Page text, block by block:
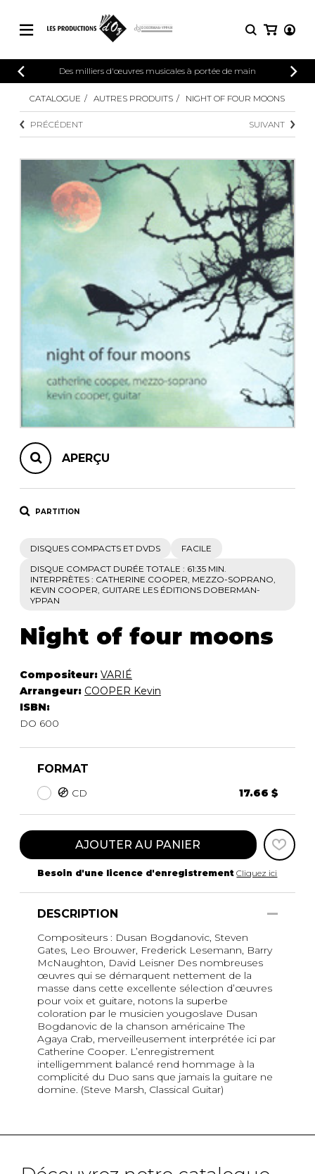
CATALOGUE
Explorez notre catalogue de partitions
riche en œuvres originales et en
arrangements de qualité.
PARTITIONS POUR GUITARE
PARTITIONS POUR AUTRES
PARTITIONS POUR ENSEMBLES
AUTRES PRODUITS
CONNEXION
INSCRIPTION
Des milliers d'œuvres musicales à portée de main
riche en œuvres originales et en
arrangements de qualité.
PARTITIONS
Méthodes
2 guitares
3 guitares
4 guitares
5 guitares et plus
Ensemble de
Orchestre de guitares
Concerto pour
Guitare et un autre
Musique de chambre
CATALOGUE AUTRES PRODUITS NIGHT OF FOUR MOONS
PRÉCÉDENT SUIVANT
APERÇU
PARTITION
DISQUES COMPACTS ET DVDS
FACILE
DISQUE COMPACT DURÉE TOTALE : 61:35 MIN.
INTERPRÈTES : CATHERINE COOPER, MEZZO-SOPRANO,
KEVIN COOPER, GUITARE LES ÉDITIONS DOBERMAN-
YPPAN
Night of four moons
Compositeur: VARIÉ
Arrangeur: COOPER Kevin
ISBN:
DO 600
FORMAT
CD 17.66 $
AJOUTER AU PANIER
Besoin d'une licence d'enregistrement Cliquez ici
DESCRIPTION
Compositeurs : Dusan Bogdanovic, Steven
Gates, Leo Brouwer, Frederick Lesemann, Barry
McNaughton, David Leisner Des nombreuses
œuvres qui se démarquent nettement de la
masse dans cette excellente sélection d’œuvres
pour voix et guitare, notons la superbe
coloration par le musicien yougoslave Dusan
Bogdanovic de la chanson américaine The
Agaya Crab, merveilleusement interprétée ici par
Catherine Cooper. L’enregistrement
intelligemment balancé rend hommage à la
complicité du Duo sans que jamais la guitare ne
domine. (Steve Marsh, Classical Guitar)